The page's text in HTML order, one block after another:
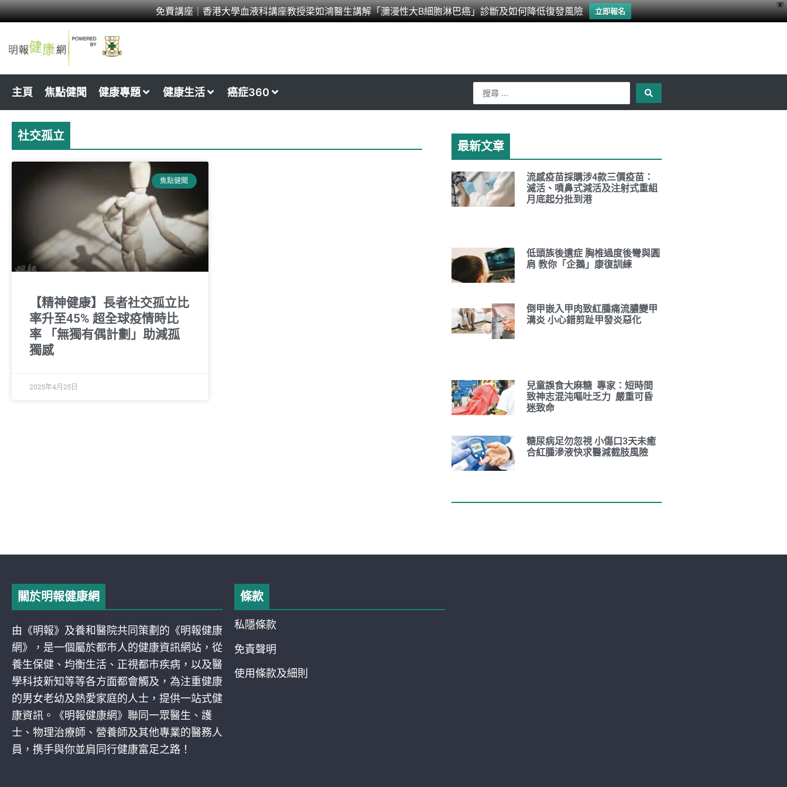
X
免費講座｜香港大學血液科講座教授梁如鴻醫生講解「瀰漫性大B細胞淋巴癌」診斷及如何降低復發風險 立即報名
Skip
to
content
主頁 焦點健聞 健康專題 健康生活 癌症360
Search
...
社交孤立
焦點健聞
【精神健康】長者社交孤立比
率升至45% 超全球疫情時比
率 「無獨有偶計劃」助減孤
獨感
2025年4月25日
最新文章
流感疫苗採購涉4款三價疫苗：
滅活、噴鼻式減活及注射式重組
月底起分批到港
低頭族後遺症 胸椎過度後彎與圓
肩 教你「企鵝」康復訓練
倒甲嵌入甲肉致紅腫痛流膿變甲
溝炎 小心錯剪趾甲發炎惡化
兒童誤食大麻糖 專家：短時間
致神志混沌嘔吐乏力 嚴重可昏
迷致命
糖尿病足勿忽視 小傷口3天未癒
合紅腫滲液快求醫減截肢風險
關於明報健康網
由《明報》及養和醫院共同策劃的《明報健康
網》，是一個屬於都巿人的健康資訊網站，從
養生保健、均衡生活、正視都巿疾病，以及醫
學科技新知等等各方面都會觸及，為注重健康
的男女老幼及熱愛家庭的人士，提供一站式健
康資訊。《明報健康網》聯同一眾醫生、護
士、物理治療師、營養師及其他專業的醫務人
員，携手與你並肩同行健康富足之路！
條款
私隱條款
免責聲明
使用條款及細則